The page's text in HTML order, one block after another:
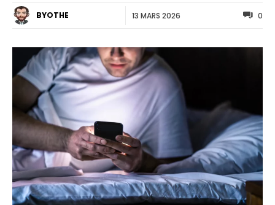
BYOTHE 13 MARS 2026 0